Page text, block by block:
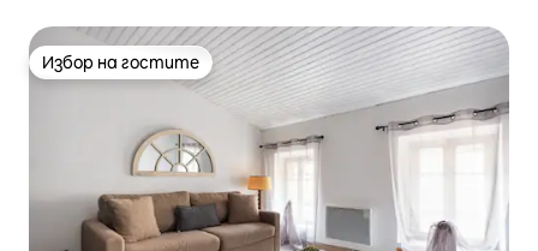
Избор на гостите
Избор на гостите